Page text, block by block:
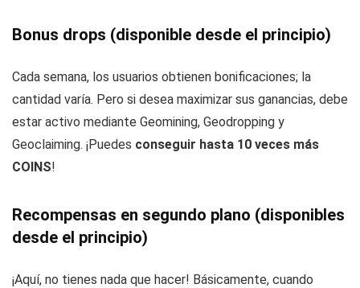
Bonus drops (disponible desde el principio)
Cada semana, los usuarios obtienen bonificaciones; la
cantidad varía. Pero si desea maximizar sus ganancias, debe
estar activo mediante Geomining, Geodropping y
Geoclaiming. ¡Puedes conseguir hasta 10 veces más
COINS!
Recompensas en segundo plano (disponibles
desde el principio)
¡Aquí, no tienes nada que hacer! Básicamente, cuando